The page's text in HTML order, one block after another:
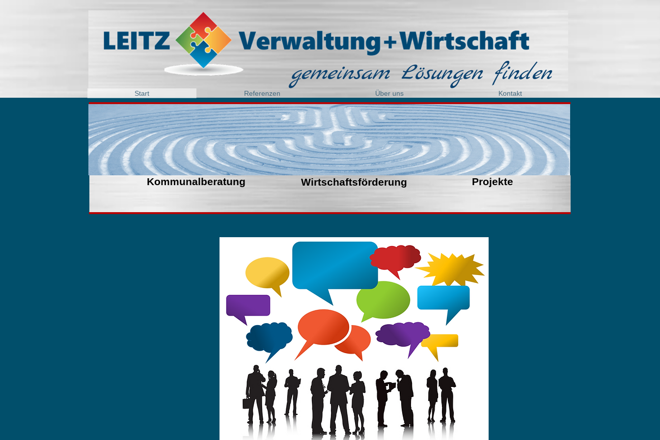
Start Referenzen Über uns Kontakt
gemeinsam Lösungen finden
Wirtschaftsförderung
Kommunalberatung Projekte
Alexander Leitz Mediation Kommunalberatung Dorfbionik Förderberatung Projektmanagement Stuttgart Ulm Ravensburg Dorfentwicklung